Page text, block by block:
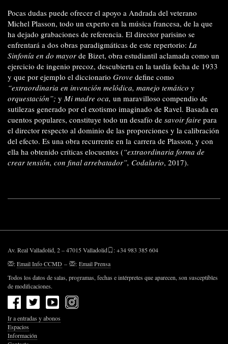
Pocas dudas puede ofrecer el apoyo a Andrada del veterano
Michel Plasson, todo un experto en la música francesa, de la que
ha dejado grabaciones de referencia. El director parisino se
enfrentará a dos obras paradigmáticas de este repertorio: La
Sinfonía en do mayor de Bizet, obra estudiantil aclamada como un
ejercicio de ingenio precoz, descubierta en la tardía fecha de 1933
y que por ejemplo el diccionario Grove define como
“extraordinaria en invención melódica, manejo temático y
orquestación”; y Mi madre oca, un maravilloso compendio de
sutilezas generado por el exotismo imaginado de Ravel. Basada en
cuentos populares, constituye todo un desafío de savoir faire para
el director respecto al dominio de las proporciones y la calibración
del efecto. Es una obra recurrente en la carrera de Plasson, y con
ella ha obtenido críticas elocuentes (“extraordinaria forma de
crear tensión, con final arrebatador”, Codalario, 2017).
Av. Real Valladolid, 2 – 47015 Valladolid
: +34 983 385 604
:Email Info CCMD – : Email Prensa
Todos los datos de salas, programas, fechas e intérpretes que aparecen, son susceptibles
de modificaciones.
Ir a entradas y abonos
Espacios
Información